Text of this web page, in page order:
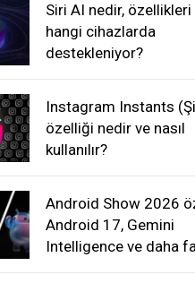
Siri AI nedir, özellikleri
hangi cihazlarda
destekleniyor?
Instagram Instants
özelliği nedir ve nasıl
kullanılır?
Android Show 2026
Android 17, Gemini
Intelligence ve daha